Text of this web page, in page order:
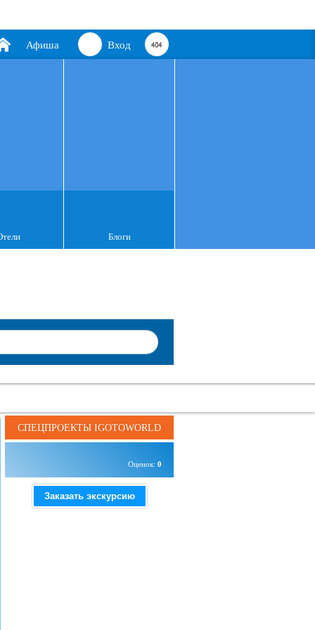
Вход
Афиша
Блоги
СПЕЦПРОЕКТЫ IGOTOWORLD
Оценок: 0
Заказать экскурсию